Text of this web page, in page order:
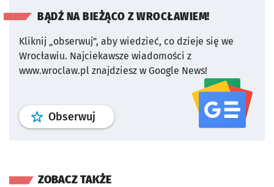
BĄDŹ NA BIEŻĄCO Z WROCŁAWIEM!
Kliknij „obserwuj”, aby wiedzieć, co dzieje się we
Wrocławiu. Najciekawsze wiadomości z
www.wroclaw.pl znajdziesz w Google News!
Obserwuj profil serwisu
ZOBACZ TAKŻE